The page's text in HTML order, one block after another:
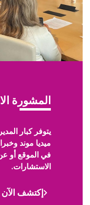
Titre
المشورة
Description
يتوفر كبار
ميديا موند
في الموقع أو
الاستشارات.
Lien
إكتشف الآن